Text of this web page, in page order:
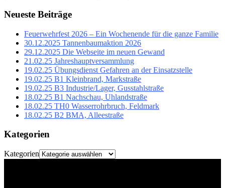
Neueste Beiträge
Feuerwehrfest 2026 – Ein Wochenende für die ganze Familie
30.12.2025 Tannenbaumaktion 2026
29.12.2025 Die Webseite im neuen Gewand
21.02.25 Jahreshauptversammlung
19.02.25 Übungsdienst Gefahren an der Einsatzstelle
19.02.25 B1 Kleinbrand, Markstraße
19.02.25 B3 Industrie/Lager, Gusstahlstraße
18.02.25 B1 Nachschau, Uhlandstraße
18.02.25 TH0 Wasserrohrbruch, Feldmark
18.02.25 B2 BMA, Alleestraße
Kategorien
Kategorien